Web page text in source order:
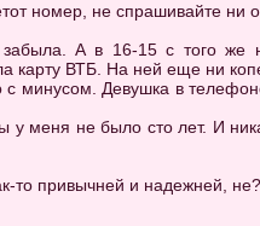
номер, не спрашивайте ни о
забыла. А в 16-15 с того
карту ВТБ. На ней еще ни
с минусом. Девушка в
меня не было сто лет. И
привычней и надежней, не?